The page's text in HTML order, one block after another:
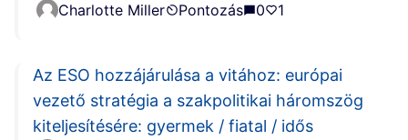
Charlotte Miller Pontozás 0 1
Az ESO hozzájárulása a vitához: európai
vezető stratégia a szakpolitikai háromszög
kiteljesítésére: gyermek / fiatal / idős